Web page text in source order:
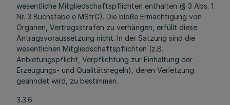
wesentliche Mitgliedschaftspflichten enthalten (§ 3 Abs. 1
Nr. 3 Buchstabe e MStrG). Die bloße Ermächtigung von
Organen, Vertragsstrafen zu verhängen, erfüllt diese
Antragsvoraussetzung nicht. In der Satzung sind die
wesentlichen Mitgliedschaftspflichten (z.B.
Anbietungspflicht, Verpflichtung zur Einhaltung der
Erzeugungs- und Qualitätsregeln), deren Verletzung
geahndet wird, zu bestimmen.
3.3.6